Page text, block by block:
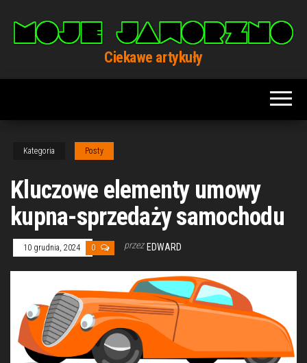
treści
Ciekawe artykuły
Kategoria Posty
Kluczowe elementy umowy
kupna-sprzedaży samochodu
10 grudnia, 2024 0 przez EDWARD